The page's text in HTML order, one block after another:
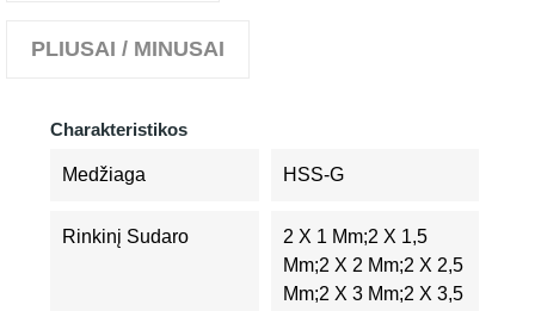
PLIUSAI / MINUSAI
Charakteristikos
Medžiaga HSS-G
Rinkinį Sudaro
2 X 1 Mm;2 X 1,5
Mm;2 X 2 Mm;2 X 2,5
Mm;2 X 3 Mm;2 X 3,5